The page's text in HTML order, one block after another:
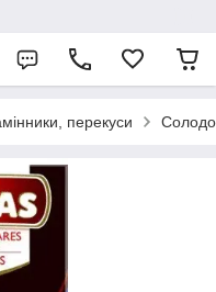
перекуси